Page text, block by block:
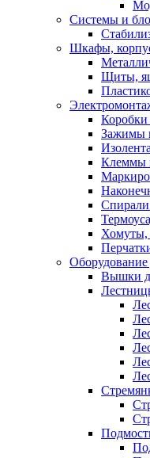
Системы и
Шкафы,
Щиты,
Зажимы
Изолента
Клеммы
Хомуты,
Оборудование
Вышки